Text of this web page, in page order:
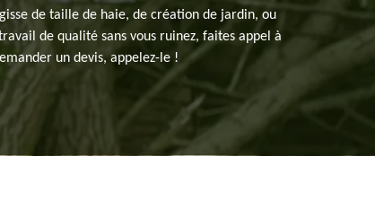
de taille de haie, de création de jardin, ou
de qualité sans vous ruinez, faites appel à
un devis, appelez-le !